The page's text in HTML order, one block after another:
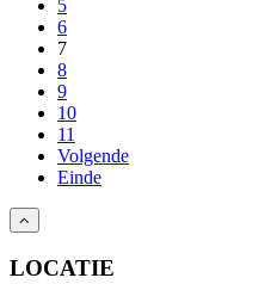
5
6
7
8
9
10
11
Volgende
Einde
LOCATIE